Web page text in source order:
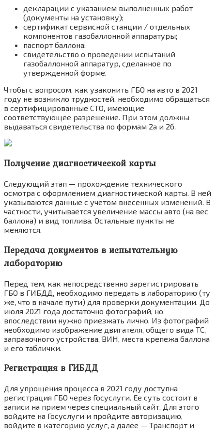
декларации с указанием выполненных работ
(документы на установку);
сертификат сервисной станции / отдельных
компонентов газобаллонной аппаратуры;
паспорт баллона;
свидетельство о проведении испытаний
газобаллонной аппаратур, сделанное по
утвержденной форме.
Чтобы с вопросом, как узаконить ГБО на авто в 2021
году не возникло трудностей, необходимо обращаться
в сертифицированные СТО, имеющие
соответствующее разрешение. При этом должны
выдаваться свидетельства по формам 2а и 2б.
Получение диагностической карты
Следующий этап — прохождение технического
осмотра с оформлением диагностической карты. В ней
указываются данные с учетом внесенных изменений. В
частности, учитывается увеличение массы авто (на вес
баллона) и вид топлива. Остальные пункты не
меняются.
Передача документов в испытательную
лабораторию
Перед тем, как непосредственно зарегистрировать
ГБО в ГИБДД, необходимо передать в лабораторию (ту
же, что в начале пути) для проверки документации. До
июля 2021 года достаточно фотографий, но
впоследствии нужно приезжать лично. Из фотографий
необходимо изображение двигателя, общего вида ТС,
заправочного устройства, ВИН, места крепежа баллона
и его таблички.
Регистрация в ГИБДД
Для упрощения процесса в 2021 году доступна
регистрация ГБО через Госуслуги. Ее суть состоит в
записи на прием через специальный сайт. Для этого
войдите на Госуслуги и пройдите авторизацию,
войдите в категорию услуг, а далее — Транспорт и